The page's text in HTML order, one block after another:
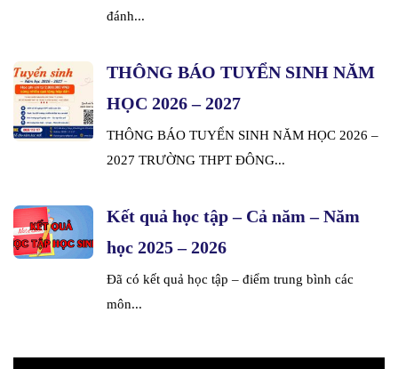
đánh...
THÔNG BÁO TUYỂN SINH NĂM
HỌC 2026 – 2027
THÔNG BÁO TUYỂN SINH NĂM HỌC 2026 –
2027 TRƯỜNG THPT ĐÔNG...
Kết quả học tập – Cả năm – Năm
học 2025 – 2026
Đã có kết quả học tập – điểm trung bình các
môn...